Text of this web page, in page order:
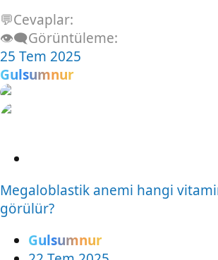
💬Cevaplar
👁️‍🗨️Görüntüleme
25 Tem 2025
Gulsumnur
r
u
Megaloblastik anemi hangi
görülür?
Gulsumnur